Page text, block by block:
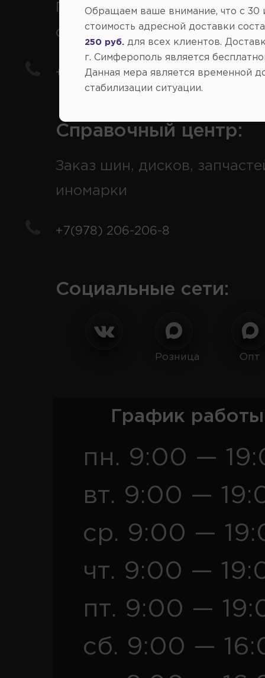
Продажа запчастей на
отечественные авто
+7(978) 206-206-5
Справочный центр:
Заказ шин, дисков,
иномарки
+7(978) 206-206-8
Социальные сети:
Розница Опт
График
пн. 9:00 —
вт. 9:00 —
ср. 9:00 —
чт. 9:00 —
пт. 9:00 —
сб. 9:00 —
Обращаем ваше внимание, что c 30
стоимость адресной доставки
250 руб.
для всех клиентов.
г. Симферополь является
Данная мера является временной
стабилизации ситуации.